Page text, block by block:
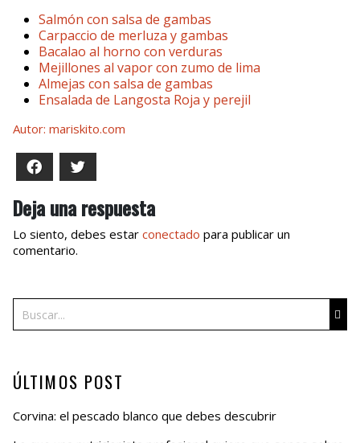
Salmón con salsa de gambas
Carpaccio de merluza y gambas
Bacalao al horno con verduras
Mejillones al vapor con zumo de lima
Almejas con salsa de gambas
Ensalada de Langosta Roja y perejil
Autor: mariskito.com
Facebook
Deja una respuesta
Lo siento, debes estar conectado para publicar un
comentario.
ÚLTIMOS POST
Corvina: el pescado blanco que debes descubrir